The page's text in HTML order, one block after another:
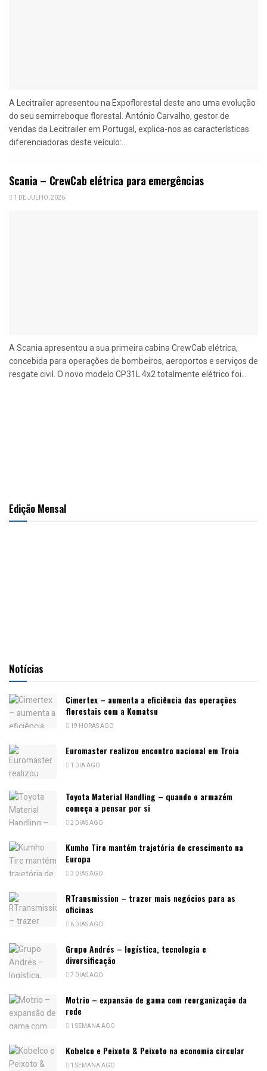
A Lecitrailer apresentou na Expoflorestal deste ano uma evolução
do seu semirreboque florestal. António Carvalho, gestor de
vendas da Lecitrailer em Portugal, explica-nos as características
diferenciadoras deste veículo:...
Scania – CrewCab elétrica para emergências
1 DE JULHO, 2026
A Scania apresentou a sua primeira cabina CrewCab elétrica,
concebida para operações de bombeiros, aeroportos e serviços de
resgate civil. O novo modelo CP31L 4x2 totalmente elétrico foi...
Edição Mensal
Notícias
Cimertex – aumenta a eficiência das operações
florestais com a Komatsu
19 HORAS AGO
Euromaster realizou encontro nacional em Troia
1 DIA AGO
Toyota Material Handling – quando o armazém
começa a pensar por si
2 DIAS AGO
Kumho Tire mantém trajetória de crescimento na
Europa
3 DIAS AGO
RTransmission – trazer mais negócios para as
oficinas
6 DIAS AGO
Grupo Andrés – logística, tecnologia e
diversificação
7 DIAS AGO
Motrio – expansão de gama com reorganização da
rede
1 SEMANA AGO
Kobelco e Peixoto & Peixoto na economia circular
1 SEMANA AGO